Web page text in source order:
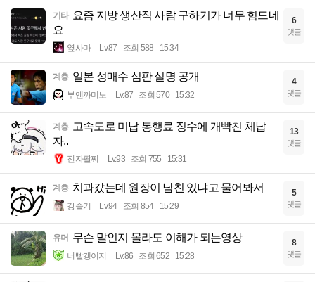
기타 요즘 지방 생산직 사람 구하기가 너무 힘드네
요
옆사마 Lv.87 조회 588 15:34
6
댓글
계층 일본 성매수 심판 실명 공개
부엔까미노 Lv.87 조회 570 15:32
4
댓글
계층 고속도로 미납 통행료 징수에 개빡친 체납
자..
전자팔찌 Lv.93 조회 755 15:31
13
댓글
계층 치과갔는데 원장이 남친 있냐고 물어봐서
강슬기 Lv.94 조회 854 15:29
5
댓글
유머 무슨 말인지 몰라도 이해가 되는영상
너빨갱이지 Lv.86 조회 652 15:28
8
댓글